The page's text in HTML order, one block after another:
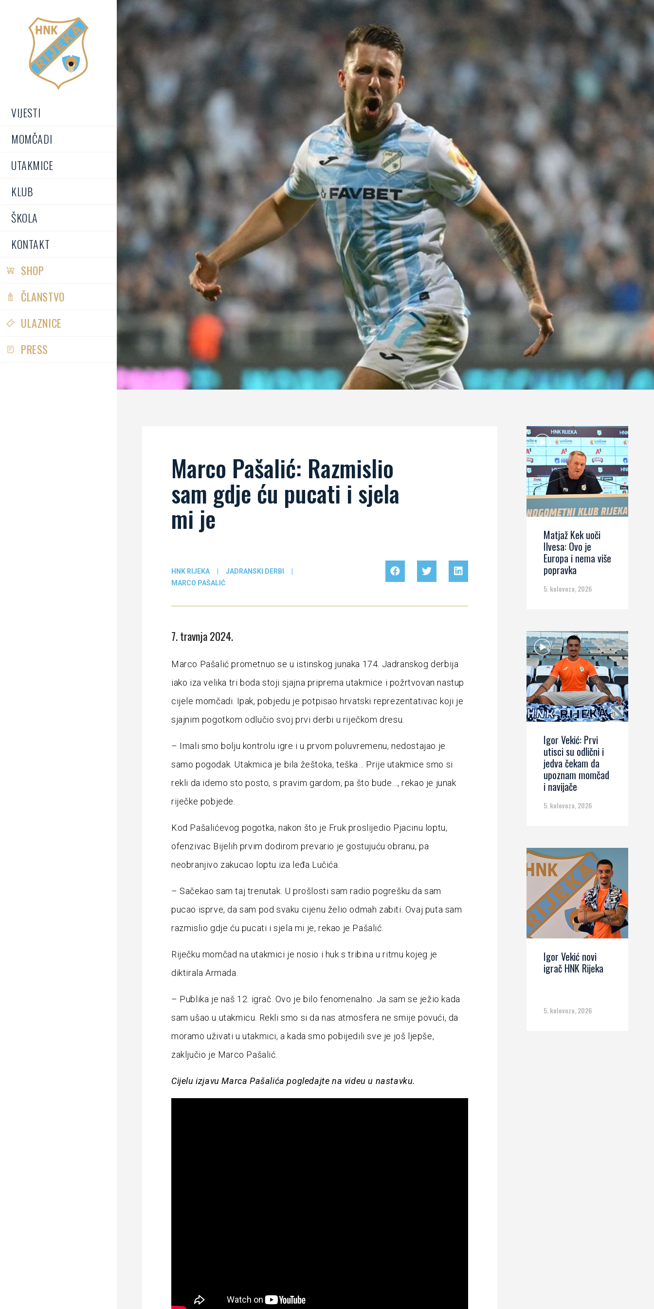
VIJESTI
MOMČADI
UTAKMICE
KLUB
ŠKOLA
KONTAKT
SHOP
ČLANSTVO
ULAZNICE
PRESS
Marco Pašalić: Razmislio
sam gdje ću pucati i sjela
mi je
HNK RIJEKA JADRANSKI DERBI
MARCO PAŠALIĆ
7. travnja 2024.
Marco Pašalić prometnuo se u istinskog junaka 174. Jadranskog derbija
iako iza velika tri boda stoji sjajna priprema utakmice i požrtvovan nastup
cijele momčadi. Ipak, pobjedu je potpisao hrvatski reprezentativac koji je
sjajnim pogotkom odlučio svoj prvi derbi u riječkom dresu.
– Imali smo bolju kontrolu igre i u prvom poluvremenu, nedostajao je
samo pogodak. Utakmica je bila žeštoka, teška… Prije utakmice smo si
rekli da idemo sto posto, s pravim gardom, pa što bude…, rekao je junak
riječke pobjede.
Kod Pašalićevog pogotka, nakon što je Fruk proslijedio Pjacinu loptu,
ofenzivac Bijelih prvim dodirom prevario je gostujuću obranu, pa
neobranjivo zakucao loptu iza leđa Lučića.
– Sačekao sam taj trenutak. U prošlosti sam radio pogrešku da sam
pucao isprve, da sam pod svaku cijenu želio odmah zabiti. Ovaj puta sam
razmislio gdje ću pucati i sjela mi je, rekao je Pašalić.
Riječku momčad na utakmici je nosio i huk s tribina u ritmu kojeg je
diktirala Armada.
– Publika je naš 12. igrač. Ovo je bilo fenomenalno. Ja sam se ježio kada
sam ušao u utakmicu. Rekli smo si da nas atmosfera ne smije povući, da
moramo uživati u utakmici, a kada smo pobijedili sve je još ljepše,
zaključio je Marco Pašalić.
Cijelu izjavu Marca Pašalića pogledajte na videu u nastavku.
Matjaž Kek uoči
Ilvesa: Ovo je
Europa i nema više
popravka
5. kolovoza, 2026
Igor Vekić: Prvi
utisci su odlični i
jedva čekam da
upoznam momčad
i navijače
5. kolovoza, 2026
Igor Vekić novi
igrač HNK Rijeka
5. kolovoza, 2026